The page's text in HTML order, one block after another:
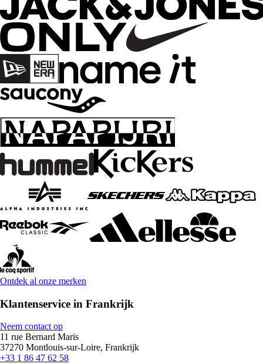
Ontdek al onze merken
Klantenservice in Frankrijk
Neem contact op
11 rue Bernard Maris
37270 Montlouis-sur-Loire, Frankrijk
+33 1 86 47 62 58